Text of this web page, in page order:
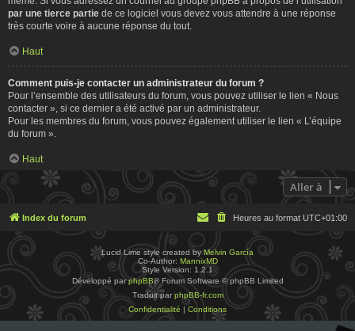
par une tierce partie de ce logiciel vous devez vous attendre à une réponse
très courte voire à aucune réponse du tout.
Haut
Comment puis-je contacter un administrateur du forum ?
Pour l’ensemble des utilisateurs du forum, vous pouvez utiliser le lien « Nous
contacter », si ce dernier a été activé par un administrateur.
Pour les membres du forum, vous pouvez également utiliser le lien « L’équipe
du forum ».
Haut
Aller à
Index du forum Heures au format UTC+01:00
Lucid Lime style created byMelvin García
Co-Author: MannixMD
Style Version: 1.2.1
Développé parphpBB® Forum Software © phpBB Limited
Traduit par phpBB-fr.com
Confidentialité | Conditions